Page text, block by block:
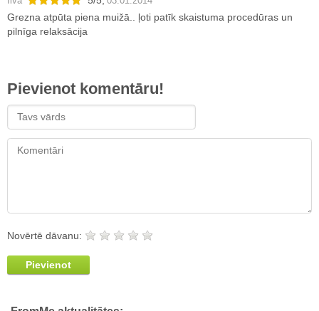
Grezna atpūta piena muižā.. ļoti patīk skaistuma procedūras un
pilnīga relaksācija
Pievienot komentāru!
Novērtē dāvanu:
Pievienot